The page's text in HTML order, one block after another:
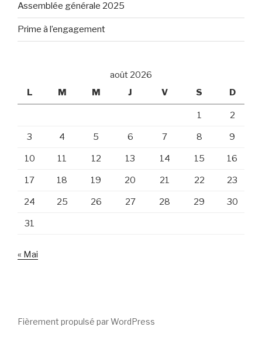
Assemblée générale 2025
Prime à l’engagement
août 2026
L
M M J V S D
1 2
3 4 5 6 7 8 9
10 11 12 13 14 15 16
17 18 19 20 21 22 23
24 25 26 27 28 29 30
31
« Mai
Fièrement propulsé par WordPress